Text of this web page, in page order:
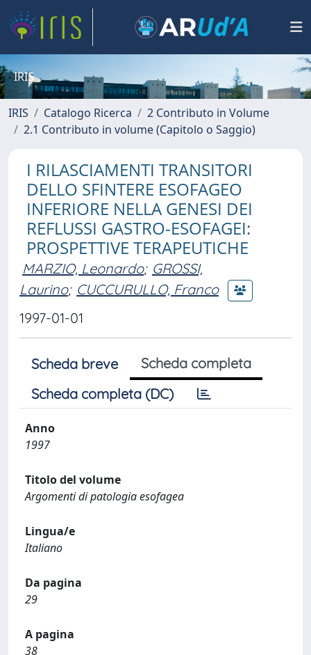
IRIS
IRIS Catalogo Ricerca
2 Contributo in Volume
2.1 Contributo in volume (Capitolo o Saggio)
I RILASCIAMENTI TRANSITORI
DELLO SFINTERE ESOFAGEO
INFERIORE NELLA GENESI DEI
REFLUSSI GASTRO-ESOFAGEI:
PROSPETTIVE TERAPEUTICHE
MARZIO, Leonardo; GROSSI,
Laurino; CUCCURULLO, Franco
1997-01-01
Scheda breve
Scheda completa
Scheda completa (DC)
Anno
1997
Titolo del volume
Argomenti di patologia esofagea
Lingua/e
Italiano
Da pagina
29
A pagina
38